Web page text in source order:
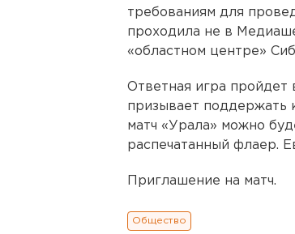
требованиям для
проходила не в
«областном центре»
Ответная игра пройдет
призывает поддержать
матч «Урала» можно
распечатанный флаер.
Приглашение на матч.
Общество